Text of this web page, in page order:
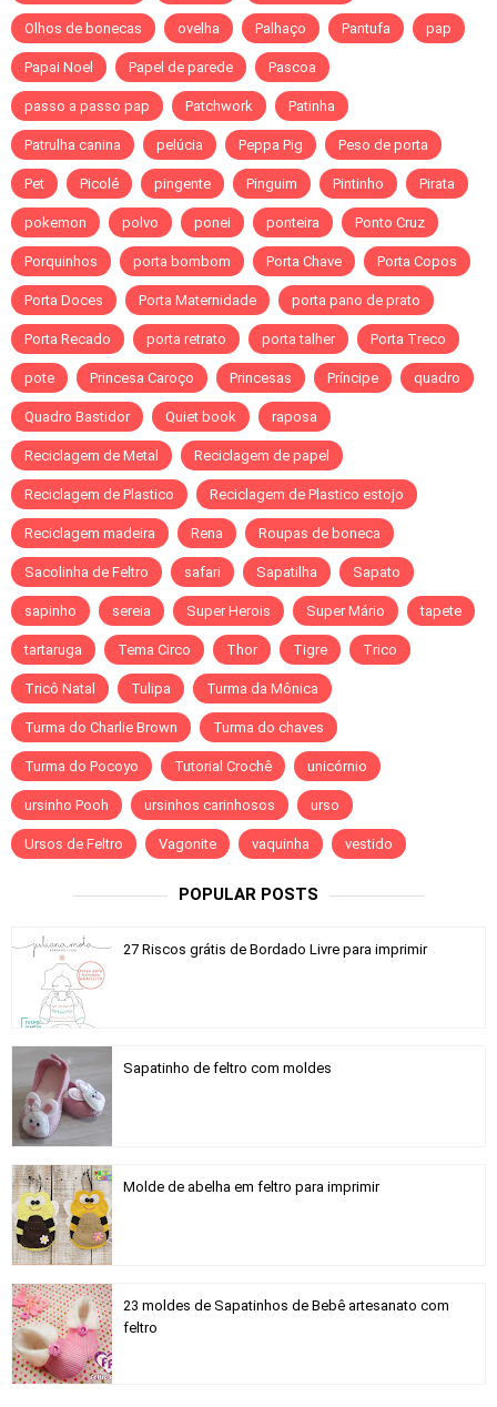
Olhos de bonecas ovelha Palhaço Pantufa pap
Papai Noel Papel de parede Pascoa
passo a passo pap Patchwork Patinha
Patrulha canina pelúcia Peppa Pig Peso de porta
Pet Picolé pingente Pinguim Pintinho Pirata
pokemon polvo ponei ponteira Ponto Cruz
Porquinhos porta bombom Porta Chave Porta Copos
Porta Doces Porta Maternidade porta pano de prato
Porta Recado porta retrato porta talher Porta Treco
pote Princesa Caroço Princesas Príncipe quadro
Quadro Bastidor Quiet book raposa
Reciclagem de Metal Reciclagem de papel
Reciclagem de Plastico Reciclagem de Plastico estojo
Reciclagem madeira Rena Roupas de boneca
Sacolinha de Feltro safari Sapatilha Sapato
sapinho sereia Super Herois Super Mário tapete
tartaruga Tema Circo Thor Tigre Trico
Tricô Natal Tulipa Turma da Mônica
Turma do Charlie Brown Turma do chaves
Turma do Pocoyo Tutorial Crochê unicórnio
ursinho Pooh ursinhos carinhosos urso
Ursos de Feltro Vagonite vaquinha vestido
POPULAR POSTS
27 Riscos grátis de Bordado Livre para imprimir
Sapatinho de feltro com moldes
Molde de abelha em feltro para imprimir
23 moldes de Sapatinhos de Bebê artesanato com
feltro